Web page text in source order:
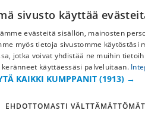
Lisää meistä
Yritystiedot
sivusto käyttää
evästeitä sisällön, mainosten
myös tietoja sivustomme käytöstäsi
jotka voivat yhdistää ne muihin
keränneet käyttäessäsi palveluitaan.
KAIKKI KUMPPANIT (1913) →
EHDOTTOMASTI VÄLTTÄMÄTTÖMÄT